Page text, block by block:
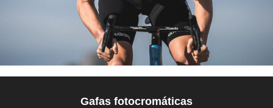
Gafas fotocromáticas